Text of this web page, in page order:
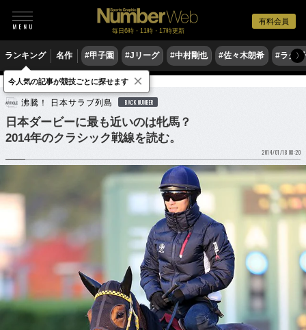
有料会員
毎日6時・11時・17時更新
ランキング 名作 #甲子園 #Jリーグ #中村剛也 #佐々木朗希 #ラグ〉
競馬
沸騰！ 日本サラブ列島 BACK NUMBER
日本ダービーに最も近いのは牝馬？
2014年のクラシック戦線を読む。
2014/01/18 08:20
今人気の記事が競技ごとに探せます ×